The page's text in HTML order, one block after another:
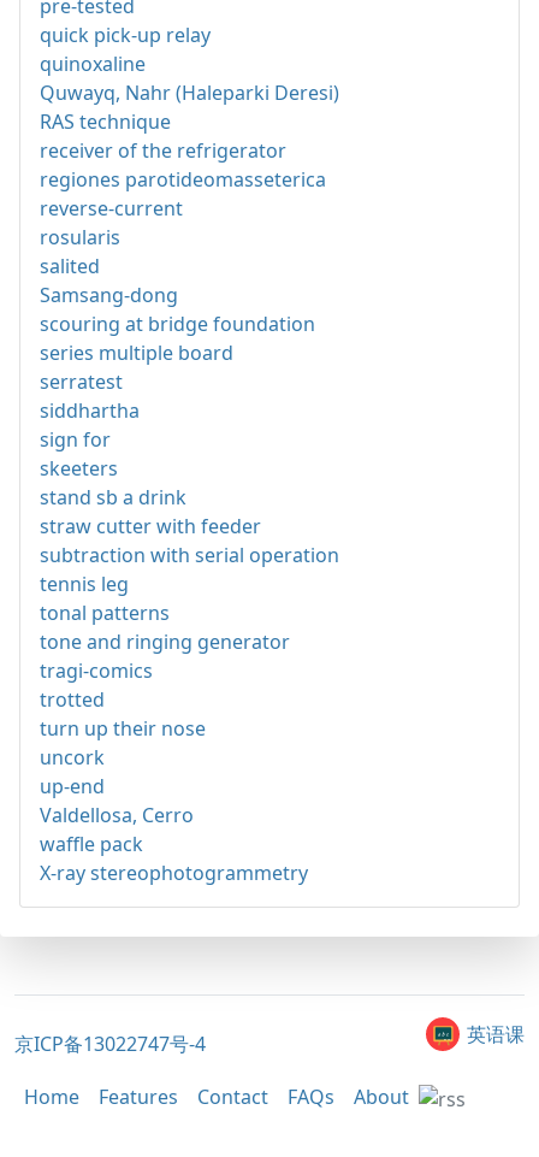
pre-tested
quick pick-up relay
quinoxaline
Quwayq, Nahr (Haleparki Deresi)
RAS technique
receiver of the refrigerator
regiones parotideomasseterica
reverse-current
rosularis
salited
Samsang-dong
scouring at bridge foundation
series multiple board
serratest
siddhartha
sign for
skeeters
stand sb a drink
straw cutter with feeder
subtraction with serial operation
tennis leg
tonal patterns
tone and ringing generator
tragi-comics
trotted
turn up their nose
uncork
up-end
Valdellosa, Cerro
waffle pack
X-ray stereophotogrammetry
京ICP备13022747号-4 英语课
Home Features Contact FAQs About